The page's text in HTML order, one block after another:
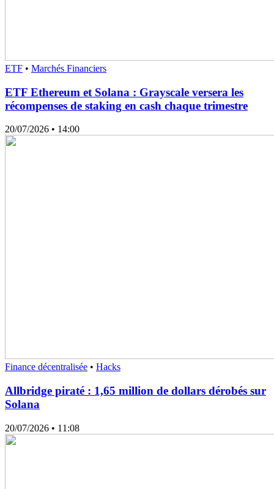
ETF • Marchés Financiers
ETF Ethereum et Solana : Grayscale versera les
récompenses de staking en cash chaque trimestre
20/07/2026 • 14:00
Finance décentralisée • Hacks
Allbridge piraté : 1,65 million de dollars dérobés sur
Solana
20/07/2026 • 11:08